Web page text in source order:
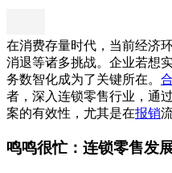
在消费存量时代，当前经济
消退等诸多挑战。企业若想
务数智化成为了关键所在。
者，深入连锁零售行业，通
案的有效性，尤其是在报销
鸣鸣很忙：连锁零售发